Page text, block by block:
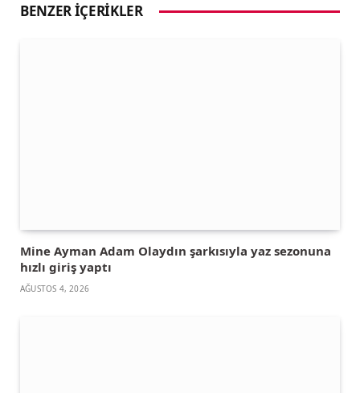
BENZER İÇERIKLER
Mine Ayman Adam Olaydın şarkısıyla yaz sezonuna
hızlı giriş yaptı
AĞUSTOS 4, 2026